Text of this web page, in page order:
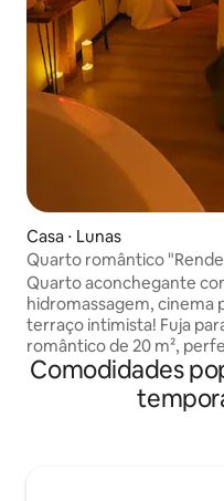
Casa ⋅ Lunas
Quarto romântico
Balnéo
Quarto aconchegante
hidromassagem, cinema
terraço intimista! Fuja para este casulo
romântico de 20 m²,
estadia a dois. Desfrute de um banho
relaxante na banheira de
hidromassagem com
Comodidades